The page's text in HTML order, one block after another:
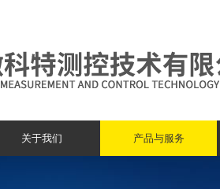
关于我们 产品与服务